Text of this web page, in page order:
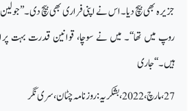
جزیرہ بھی بیچ دیا۔ اس نے اپنی فراری بھی بیچ
روپ میں تھا‘‘۔ میں نے سوچا، قوانین قدرت بہت
ہیں۔‘‘جاری
27، مارچ، 2022، بشکریہ: روز نامہ چٹان،سری نگر